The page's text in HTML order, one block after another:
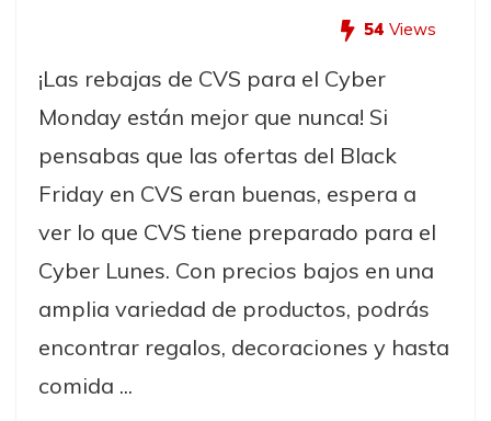
54 Views
¡Las rebajas de CVS para el Cyber
Monday están mejor que nunca! Si
pensabas que las ofertas del Black
Friday en CVS eran buenas, espera a
ver lo que CVS tiene preparado para el
Cyber Lunes. Con precios bajos en una
amplia variedad de productos, podrás
encontrar regalos, decoraciones y hasta
comida ...